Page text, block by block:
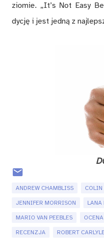
zio­mie. „It’s Not Easy
dyc­ję i jest jed­ną z
ANDREW CHAMBLISS COLIN
JENNIFER MORRISON LANA
MARIO VAN PEEBLES OCENA
RECENZJA ROBERT